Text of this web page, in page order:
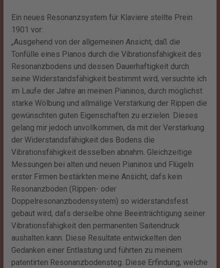
Ein neues Resonanzsystem für Klaviere stellte Prein
1901 vor:
„Ausgehend von der allgemeinen Ansicht, daß die
Tonfülle eines Pianos durch die Vibrationsfähigkeit des
Resonanzbodens und dessen Dauerhaftigkeit durch
seine Widerstandsfähigkeit bestimmt wird, versuchte ich
im Laufe der Jahre an meinen Pianinos, durch möglichst
starke Wölbung und allmälige Verstärkung der Rippen die
gewünschten guten Eigenschaften zu erzielen. Dieses
gelang mir jedoch unvollkommen, da mit der Verstärkung
der Widerstandsfähigkeit des Bodens die
Vibrationsfähigkeit desselben abnahm. Gleichzeitige
Messungen bei alten und neuen Pianinos und Flügeln
erster Firmen bestärkten meine Ansicht, dafs kein
Resonanzboden (Rippen- oder
Doppelresonanzbodensystem) so widerstandsfest
gebaut wird, dafs derselbe ohne Beeinträchtigung seiner
Vibrationsfähigkeit den permanenten Saitendruck
aushalten kann. Diese Resultate entwickelten den
Gedanken einer Entlastung und führten zu meinem
patentirten Resonanzbodensteg. Diese Erfindung, welche